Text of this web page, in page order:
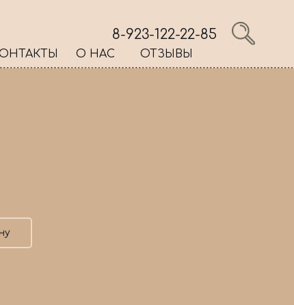
8-923-122-22-85
О НАС ОТЗЫВЫ